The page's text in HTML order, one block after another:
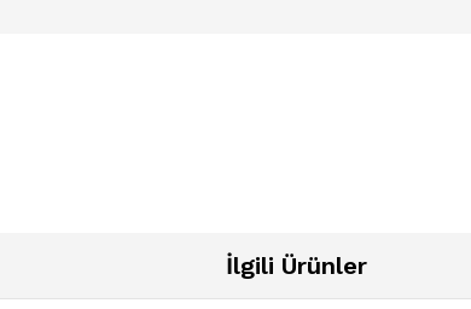
İlgili Ürünler